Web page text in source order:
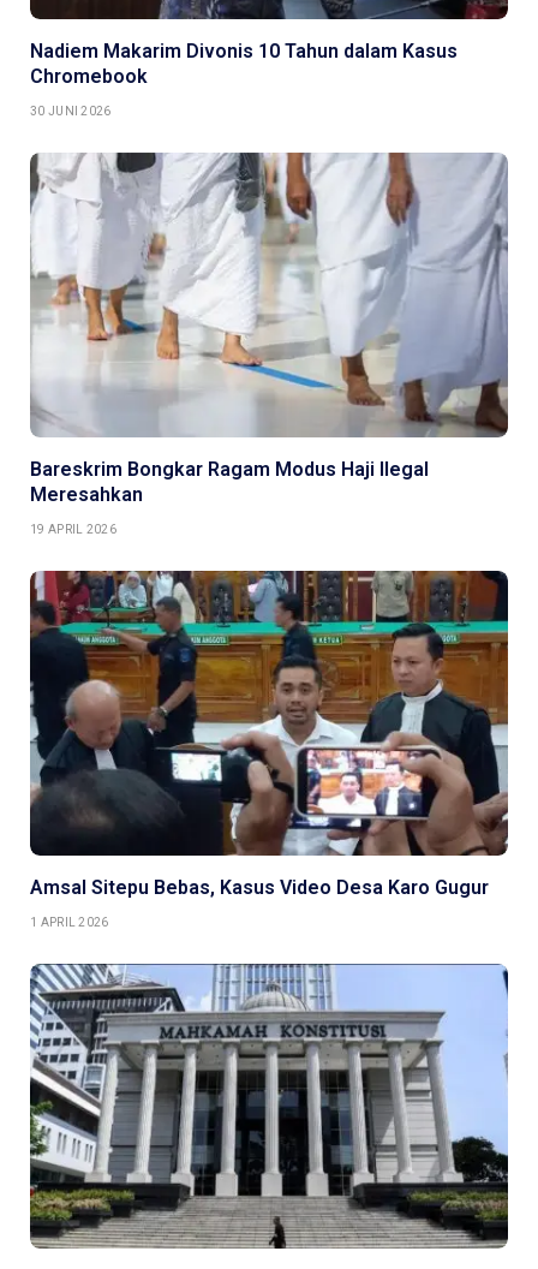
Nadiem Makarim Divonis 10 Tahun dalam Kasus
Chromebook
30 JUNI 2026
Bareskrim Bongkar Ragam Modus Haji Ilegal
Meresahkan
19 APRIL 2026
Amsal Sitepu Bebas, Kasus Video Desa Karo Gugur
1 APRIL 2026